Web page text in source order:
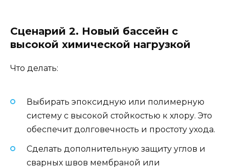
Сценарий 2. Новый бассейн с
высокой химической нагрузкой
Что делать:
Выбирать эпоксидную или полимерную
систему с высокой стойкостью к хлору. Это
обеспечит долговечность и простоту ухода.
Сделать дополнительную защиту углов и
сварных швов мембраной или